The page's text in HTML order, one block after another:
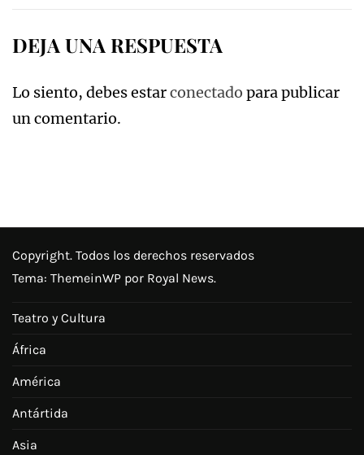
DEJA UNA RESPUESTA
Lo siento, debes estarconectado para publicar
un comentario.
Copyright. Todos los derechos reservados
Tema: ThemeinWP por Royal News.
Teatro y Cultura
África
América
Antártida
Asia